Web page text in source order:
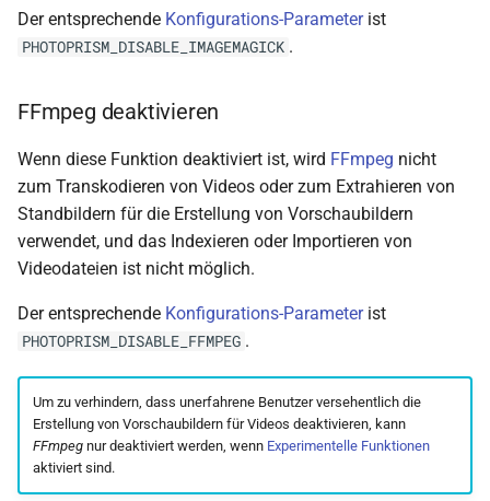
Der entsprechende Konfigurations-Parameterist
PHOTOPRISM_DISABLE_IMAGEMAGICK .
FFmpeg deaktivieren
Wenn diese Funktion deaktiviert ist, wird FFmpeg nicht
zum Transkodieren von Videos oder zum Extrahieren von
Standbildern für die Erstellung von Vorschaubildern
verwendet, und das Indexieren oder Importieren von
Videodateien ist nicht möglich.
Der entsprechende Konfigurations-Parameterist
PHOTOPRISM_DISABLE_FFMPEG .
Um zu verhindern, dass unerfahrene Benutzer versehentlich die
Erstellung von Vorschaubildern für Videos deaktivieren, kann
FFmpegnur deaktiviert werden, wenn Experimentelle Funktionen
aktiviert sind.